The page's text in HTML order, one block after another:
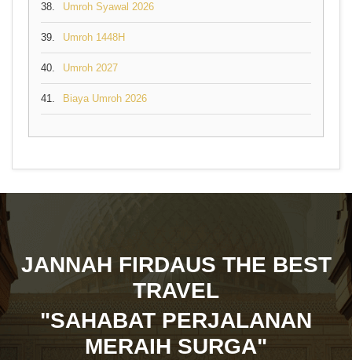
38. Umroh Syawal 2026
39. Umroh 1448H
40. Umroh 2027
41. Biaya Umroh 2026
JANNAH FIRDAUS THE BEST
TRAVEL
"SAHABAT PERJALANAN
MERAIH SURGA"